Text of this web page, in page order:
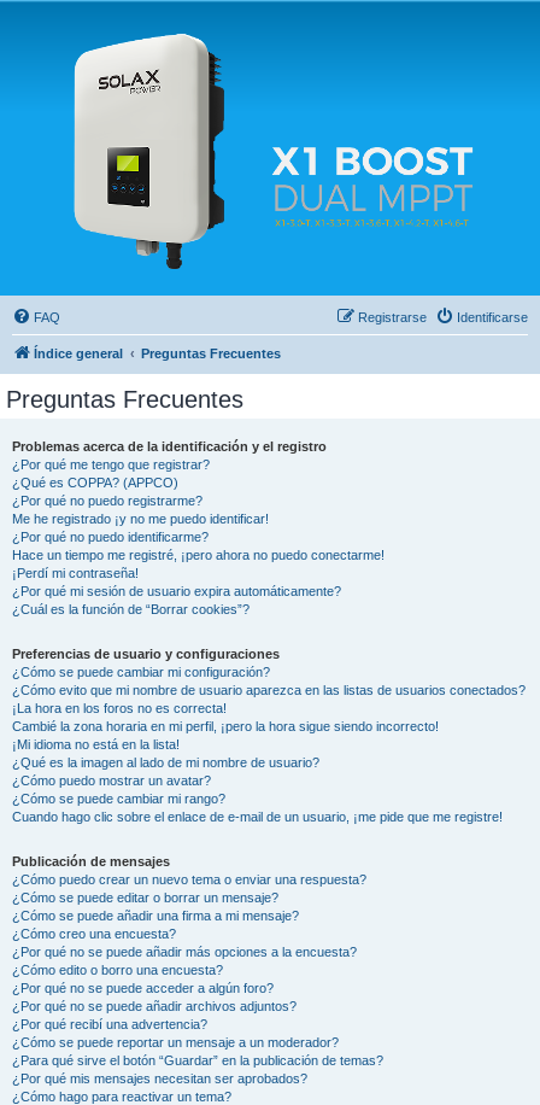
Solax FAQ
Lugar para intercambiar dudas sobre inversores solares Solax y temas relacionados.
FAQ Identificarse
Registrarse
Índice general Preguntas Frecuentes
Preguntas Frecuentes
Problemas acerca de la identificación y el registro
¿Por qué me tengo que registrar?
¿Qué es COPPA? (APPCO)
¿Por qué no puedo registrarme?
Me he registrado ¡y no me puedo identificar!
¿Por qué no puedo identificarme?
Hace un tiempo me registré, ¡pero ahora no puedo conectarme!
¡Perdí mi contraseña!
¿Por qué mi sesión de usuario expira automáticamente?
¿Cuál es la función de “Borrar cookies”?
Preferencias de usuario y configuraciones
¿Cómo se puede cambiar mi configuración?
¿Cómo evito que mi nombre de usuario aparezca en las listas de usuarios conectados?
¡La hora en los foros no es correcta!
Cambié la zona horaria en mi perfil, ¡pero la hora sigue siendo incorrecto!
¡Mi idioma no está en la lista!
¿Qué es la imagen al lado de mi nombre de usuario?
¿Cómo puedo mostrar un avatar?
¿Cómo se puede cambiar mi rango?
Cuando hago clic sobre el enlace de e-mail de un usuario, ¡me pide que me registre!
Publicación de mensajes
¿Cómo puedo crear un nuevo tema o enviar una respuesta?
¿Cómo se puede editar o borrar un mensaje?
¿Cómo se puede añadir una firma a mi mensaje?
¿Cómo creo una encuesta?
¿Por qué no se puede añadir más opciones a la encuesta?
¿Cómo edito o borro una encuesta?
¿Por qué no se puede acceder a algún foro?
¿Por qué no se puede añadir archivos adjuntos?
¿Por qué recibí una advertencia?
¿Cómo se puede reportar un mensaje a un moderador?
¿Para qué sirve el botón “Guardar” en la publicación de temas?
¿Por qué mis mensajes necesitan ser aprobados?
¿Cómo hago para reactivar un tema?